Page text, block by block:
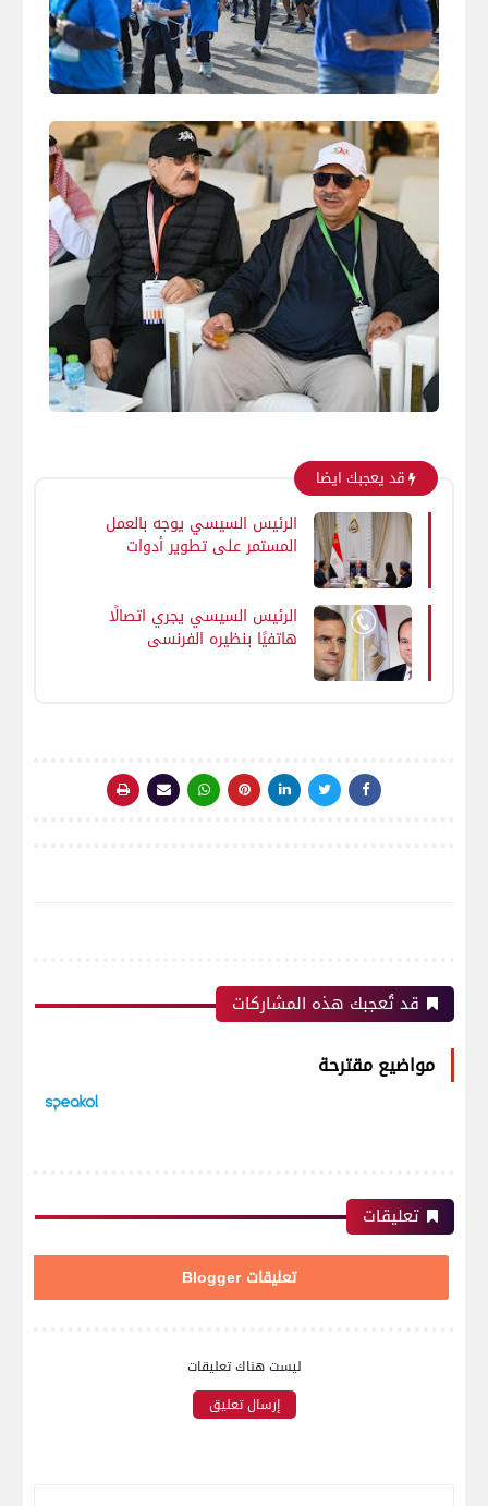
قد يعجبك ايضا
الرئيس السيسي يوجه بالعمل
المستمر على تطوير أدوات
الرئيس السيسي يجري اتصالًا
هاتفيًا بنظيره الفرنسي
قد تُعجبك هذه المشاركات
مواضيع مقترحة
تعليقات
تعليقات Blogger
ليست هناك تعليقات
إرسال تعليق